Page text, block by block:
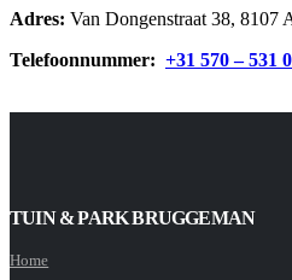
Adres: Van Dongenstraat 38, 8107
Telefoonnummer: +31 570 – 531
TUIN & PARK BRUGGEMAN
Home